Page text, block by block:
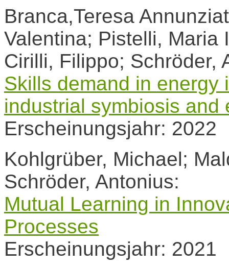
Branca,Teresa
Valentina; Pistelli, Maria
Cirilli, Filippo; Schröder,
Skills demand in energy
industrial symbiosis and
Erscheinungsjahr: 2022
Kohlgrüber, Michael;
Schröder, Antonius:
Mutual Learning in
Processes
Erscheinungsjahr: 2021